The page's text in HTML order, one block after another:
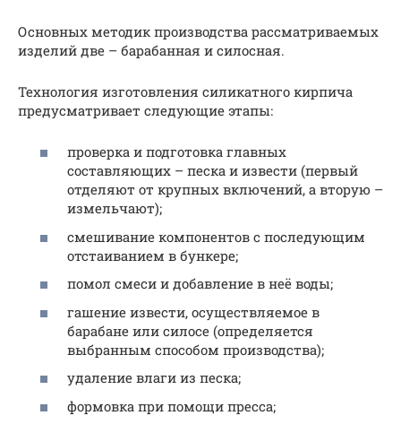
Основных методик производства рассматриваемых
изделий две – барабанная и силосная.
Технология изготовления силикатного кирпича
предусматривает следующие этапы:
проверка и подготовка главных
составляющих – песка и извести (первый
отделяют от крупных включений, а вторую –
измельчают);
смешивание компонентов с последующим
отстаиванием в бункере;
помол смеси и добавление в неё воды;
гашение извести, осуществляемое в
барабане или силосе (определяется
выбранным способом производства);
удаление влаги из песка;
формовка при помощи пресса;